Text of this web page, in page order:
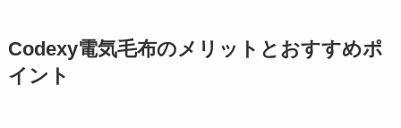
Codexy電気毛布のメリットとおすすめポ
イント